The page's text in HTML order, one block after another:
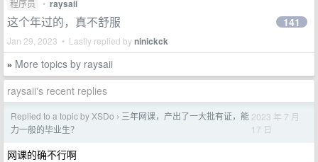
程序员 • raysaii
这个年过的，真不舒服
Jan 29, 2023 • Lastly replied byninickck
141
» More topics by raysaii
raysaii's recent replies
Replied to a topic by XSDo › 三年网课，产出了一大批有证，能
力一般的毕业生？
2023 年 7 月
17 日
网课的确不行啊